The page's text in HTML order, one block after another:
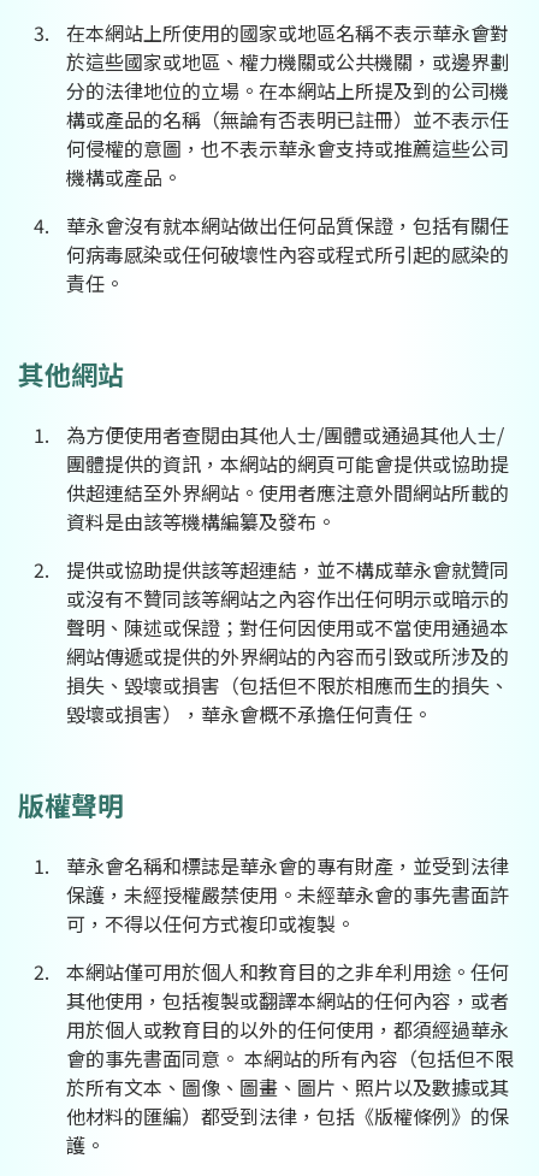
在本網站上所使用的國家或地區名稱不表示華永會對
於這些國家或地區、權力機關或公共機關，或邊界劃
分的法律地位的立場。在本網站上所提及到的公司機
構或產品的名稱（無論有否表明已註冊）並不表示任
何侵權的意圖，也不表示華永會支持或推薦這些公司
機構或產品。
華永會沒有就本網站做出任何品質保證，包括有關任
何病毒感染或任何破壞性內容或程式所引起的感染的
責任。
其他網站
為方便使用者查閱由其他人士/團體或通過其他人士/
團體提供的資訊，本網站的網頁可能會提供或協助提
供超連結至外界網站。使用者應注意外間網站所載的
資料是由該等機構編纂及發布。
提供或協助提供該等超連結，並不構成華永會就贊同
或沒有不贊同該等網站之內容作出任何明示或暗示的
聲明、陳述或保證；對任何因使用或不當使用通過本
網站傳遞或提供的外界網站的內容而引致或所涉及的
損失、毀壞或損害（包括但不限於相應而生的損失、
毀壞或損害），華永會概不承擔任何責任。
版權聲明
華永會名稱和標誌是華永會的專有財產，並受到法律
保護，未經授權嚴禁使用。未經華永會的事先書面許
可，不得以任何方式複印或複製。
本網站僅可用於個人和教育目的之非牟利用途。任何
其他使用，包括複製或翻譯本網站的任何內容，或者
用於個人或教育目的以外的任何使用，都須經過華永
會的事先書面同意。 本網站的所有內容（包括但不限
於所有文本、圖像、圖畫、圖片、照片以及數據或其
他材料的匯編）都受到法律，包括《版權條例》的保
護。